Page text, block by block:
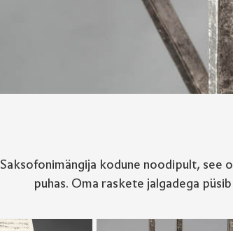
Saksofonimängija kodune noodipult, see
puhas. Oma raskete jalgadega